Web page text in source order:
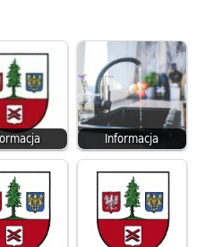
Informacja